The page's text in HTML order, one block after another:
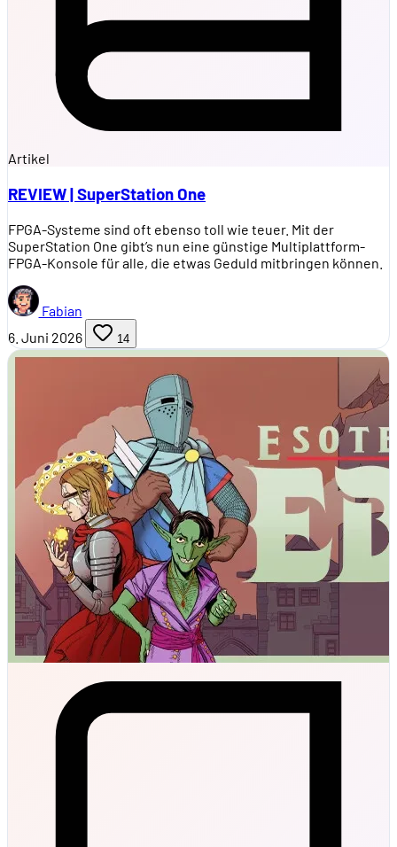
Artikel
REVIEW | SuperStation One
FPGA-Systeme sind oft ebenso toll wie teuer. Mit der
SuperStation One gibt’s nun eine günstige Multiplattform-
FPGA-Konsole für alle, die etwas Geduld mitbringen können.
Fabian
6. Juni 2026
14